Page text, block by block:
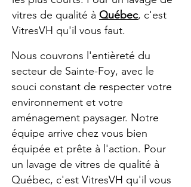
vitres de qualité à Québec, c'est
VitresVH qu'il vous faut.
Nous couvrons l'entièreté du
secteur de Sainte-Foy, avec le
souci constant de respecter votre
environnement et votre
aménagement paysager. Notre
équipe arrive chez vous bien
équipée et prête à l'action. Pour
un lavage de vitres de qualité à
Québec, c'est VitresVH qu'il vous